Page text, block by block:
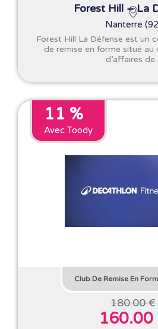
Forest Hill – La
Nanterre
Forest Hill La Défense est un
de remise en forme situé
d’affaires
11 %
Avec Toody
Club De Remise En
180.00 €
160.00